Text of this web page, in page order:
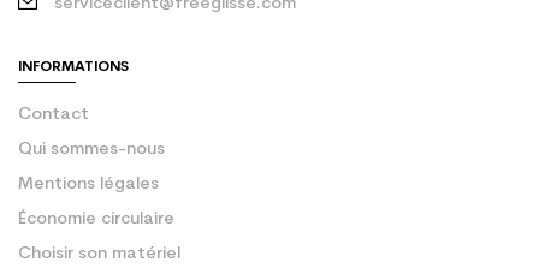
serviceclient@freeglisse.com
INFORMATIONS
Contact
Qui sommes-nous
Mentions légales
Économie circulaire
Choisir son matériel